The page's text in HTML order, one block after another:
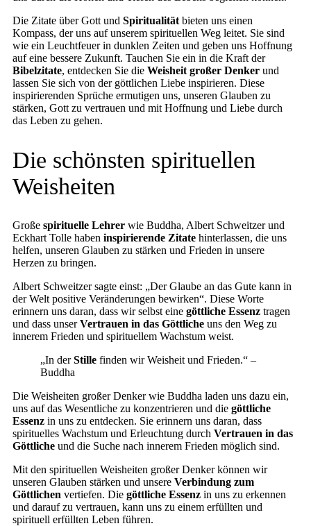
Die Zitate über Gott und Spiritualität bieten uns einen
Kompass, der uns auf unserem spirituellen Weg leitet. Sie sind
wie ein Leuchtfeuer in dunklen Zeiten und geben uns Hoffnung
auf eine bessere Zukunft. Tauchen Sie ein in die Kraft der
Bibelzitate, entdecken Sie die Weisheit großer Denker und
lassen Sie sich von der göttlichen Liebe inspirieren. Diese
inspirierenden Sprüche ermutigen uns, unseren Glauben zu
stärken, Gott zu vertrauen und mit Hoffnung und Liebe durch
das Leben zu gehen.
Die schönsten spirituellen
Weisheiten
Große spirituelle Lehrer wie Buddha, Albert Schweitzer und
Eckhart Tolle haben inspirierende Zitate hinterlassen, die uns
helfen, unseren Glauben zu stärken und Frieden in unsere
Herzen zu bringen.
Albert Schweitzer sagte einst: „Der Glaube an das Gute kann in
der Welt positive Veränderungen bewirken“. Diese Worte
erinnern uns daran, dass wir selbst eine göttliche Essenz tragen
und dass unserVertrauen in das Göttliche uns den Weg zu
innerem Frieden und spirituellem Wachstum weist.
„In derStille finden wir Weisheit und Frieden.“ –
Buddha
Die Weisheiten großer Denker wie Buddha laden uns dazu ein,
uns auf das Wesentliche zu konzentrieren und die göttliche
Essenz in uns zu entdecken. Sie erinnern uns daran, dass
spirituelles Wachstum und Erleuchtung durch Vertrauen in das
Göttliche und die Suche nach innerem Frieden möglich sind.
Mit den spirituellen Weisheiten großer Denker können wir
unseren Glauben stärken und unsere Verbindung zum
Göttlichen vertiefen. Die göttliche Essenz in uns zu erkennen
und darauf zu vertrauen, kann uns zu einem erfüllten und
spirituell erfüllten Leben führen.